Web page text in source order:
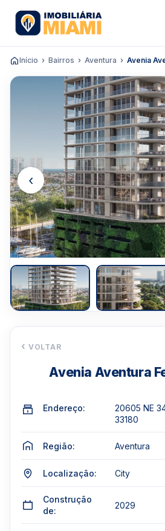
Início Bairros Aventura Avenia
‹
‹ VOLTAR
Avenia Aventura
Endereço:
20605 NE
33180
Região: Aventura
Localização: City
Construção
de:
2029